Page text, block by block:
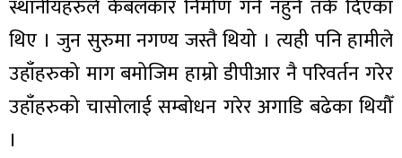
स्थानीयहरुले केबलकार निर्माण गर्न नहुने तर्क दिएका
थिए । जुन सुरुमा नगण्य जस्तै थियो । त्यही पनि हामीले
उहाँहरुको माग बमोजिम हाम्रो डीपीआर नै परिवर्तन गरेर
उहाँहरुको चासोलाई सम्बोधन गरेर अगाडि बढेका थियौँ
।